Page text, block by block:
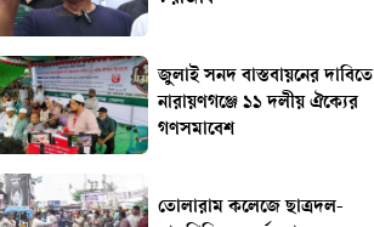
জুলাই সনদ বাস্তবায়নের দাবিতে
নারায়ণগঞ্জে ১১ দলীয় ঐক্যের
গণসমাবেশ
তোলারাম কলেজে ছাত্রদল-